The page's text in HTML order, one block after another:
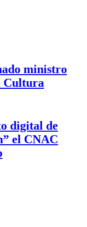
ministro
Cultura
digital de
el CNAC